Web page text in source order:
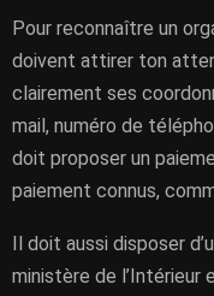
Pour reconnaître un
doivent attirer ton
clairement ses
mail, numéro de
doit proposer un
paiement connus,
Il doit aussi disposer
ministère de l’Intérieur